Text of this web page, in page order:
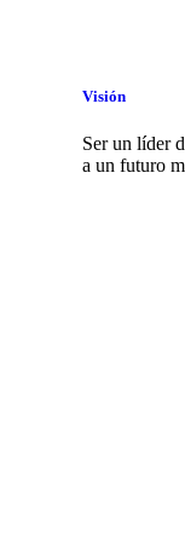
Visión
Ser un líder
a un futuro